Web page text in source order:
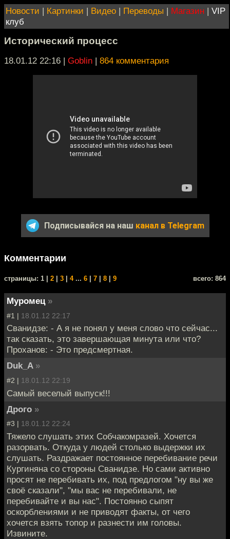
Новости | Картинки | Видео | Переводы | Магазин | VIP
клуб
Исторический процесс
18.01.12 22:16 | Goblin | 864 комментария
Подписывайся на наш канал в Telegram
Комментарии
cтраницы: 1 | 2 3 4... 6 7 8 9 всего: 864
Муромец »
#1 | 18.01.12 22:17
Сванидзе: - А я не понял у меня слово что сейчас...
так сказать, это завершающая минута или что?
Проханов: - Это предсмертная.
Duk_A »
#2 | 18.01.12 22:19
Самый веселый выпуск!!!
Дрого »
#3 | 18.01.12 22:24
Тяжело слушать этих Собчакомразей. Хочется
разорвать. Откуда у людей столько выдержки их
слушать. Раздражает постоянное перебивание речи
Кургиняна со стороны Сванидзе. Но сами активно
просят не перебивать их, под предлогом "ну вы же
своё сказали", "мы вас не перебивали, не
перебивайте и вы нас". Постоянно сыпят
оскорблениями и не приводят факты, от чего
хочется взять топор и разнести им головы.
Извините.